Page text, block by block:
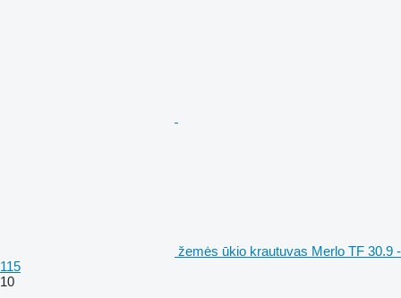
žemės ūkio krautuvas Merlo TF 30.9 -
115
10